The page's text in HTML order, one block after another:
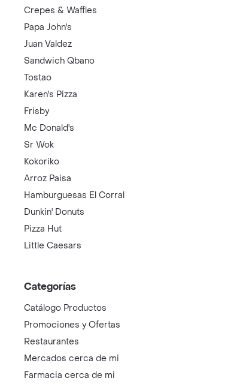
Crepes & Waffles
Papa John's
Juan Valdez
Sandwich Qbano
Tostao
Karen's Pizza
Frisby
Mc Donald's
Sr Wok
Kokoriko
Arroz Paisa
Hamburguesas El Corral
Dunkin' Donuts
Pizza Hut
Little Caesars
Categorías
Catálogo Productos
Promociones y Ofertas
Restaurantes
Mercados cerca de mi
Farmacia cerca de mi